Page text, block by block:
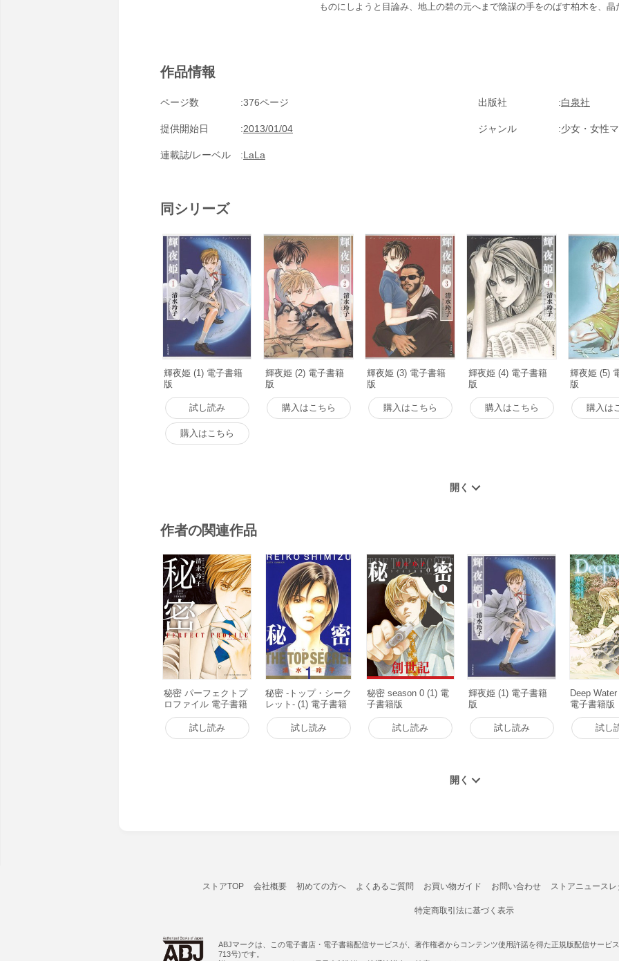
ものにしようと目論み、地上の碧の元へまで陰謀の手をのばす柏木を、
作品情報
ページ数 376ページ 出版社 白泉社
提供開始日 2013/01/04 ジャンル 少女・女性
連載誌/レーベル LaLa
同シリーズ
輝夜姫 (1) 電子書籍
版
試し読み
購入はこちら
輝夜姫 (2) 電子書籍
版
購入はこちら
輝夜姫 (3) 電子書籍
版
購入はこちら
輝夜姫 (4) 電子書籍
版
購入はこちら
輝夜姫 (5)
版
購入は
作者の関連作品
秘密 パーフェクトプ
ロファイル 電子書籍
試し読み
秘密 -トップ・シーク
レット- (1) 電子書籍
試し読み
秘密 season 0 (1) 電
子書籍版
試し読み
輝夜姫 (1) 電子書籍
版
試し読み
Deep
電子書籍版
試し
ストアTOP 会社概要 初めての方へ よくあるご質問 お買い物ガイド お問い合わせ ストアニュースレ
特定商取引法に基づく表示
ABJマークは、この電子書店・電子書籍配信サービスが、著作権者からコンテンツ使用許諾を得た正規版配信サービ
713号)です。